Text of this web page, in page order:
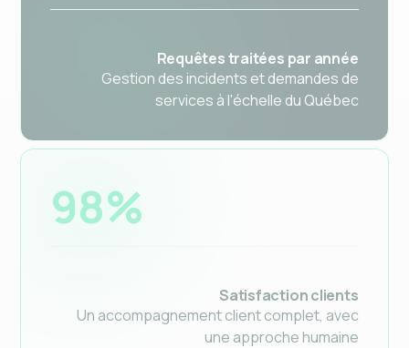
Requêtes traitées par année
Gestion des incidents et demandes de
services à l'échelle du Québec
98%
Satisfaction clients
Un accompagnement client complet, avec
une approche humaine